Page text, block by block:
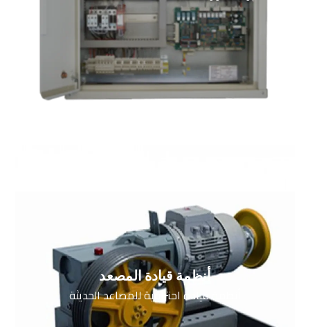
أنظمة قيادة المصعد
أنظمة قيادة احترافية للمصاعد الحديثة